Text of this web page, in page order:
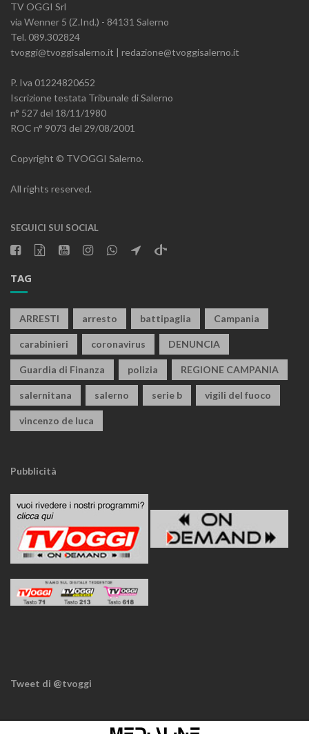
TV OGGI Srl
via Wenner 5 (Z.Ind.) - 84131 Salerno
Tel. 089.302824
tvoggi@tvoggisalerno.it | redazione@tvoggisalerno.it
P. Iva 01224820652
Iscrizione testata Tribunale di Salerno
n° 527 del 18/11/1980
ROC n° 9073 del 29/08/2001
Copyright © TVOGGI Salerno.
All rights reserved.
SEGUICI SUI SOCIAL
TAG
ARRESTI arresto battipaglia Campania
carabinieri coronavirus DENUNCIA
Guardia di Finanza polizia REGIONE CAMPANIA
salernitana salerno serie b vigili del fuoco
vincenzo de luca
Pubblicità
Tweet di @tvoggi